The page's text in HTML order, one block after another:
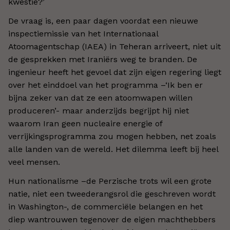
De vraag is, een paar dagen voordat een nieuwe
inspectiemissie van het Internationaal
Atoomagentschap (IAEA) in Teheran arriveert, niet uit
de gesprekken met Iraniërs weg te branden. De
ingenieur heeft het gevoel dat zijn eigen regering liegt
over het einddoel van het programma –‘Ik ben er
bijna zeker van dat ze een atoomwapen willen
produceren’- maar anderzijds begrijpt hij niet
waarom Iran geen nucleaire energie of
verrijkingsprogramma zou mogen hebben, net zoals
alle landen van de wereld. Het dilemma leeft bij heel
veel mensen.
Hun nationalisme –de Perzische trots wil een grote
natie, niet een tweederangsrol die geschreven wordt
in Washington-, de commerciële belangen en het
diep wantrouwen tegenover de eigen machthebbers